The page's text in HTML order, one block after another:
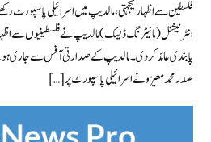
فلسطین سے اظہار یکجہتی،مالدیپ میں اسرائیلی پاسپورٹ
انٹرنیشنل (مانیٹرنگ ڈیسک) مالدیپ نے فلسطینیوں سے
پابندی عائد کر دی۔ مالدیپ کے صدارتی آفس سے جاری
صدر محمد معیزو نے اسرائیلی پاسپورٹ پر […]